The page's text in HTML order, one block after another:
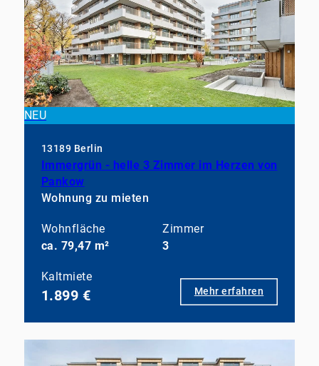
NEU
13189 Berlin
Immergrün - helle 3 Zimmer im Herzen von
Pankow
Wohnung zu mieten
Wohnfläche
ca. 79,47 m²
Zimmer
3
Kaltmiete
1.899 € Mehr erfahren